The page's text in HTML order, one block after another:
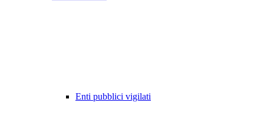
Enti pubblici vigilati